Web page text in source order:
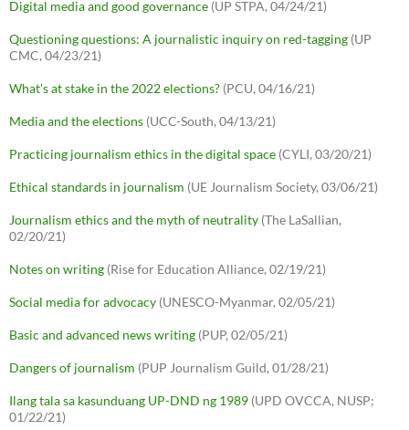
Digital media and good governance (UP STPA, 04/24/21)
Questioning questions: A journalistic inquiry on red-tagging (UP
CMC, 04/23/21)
What's at stake in the 2022 elections? (PCU, 04/16/21)
Media and the elections (UCC-South, 04/13/21)
Practicing journalism ethics in the digital space (CYLI, 03/20/21)
Ethical standards in journalism (UE Journalism Society, 03/06/21)
Journalism ethics and the myth of neutrality (The LaSallian,
02/20/21)
Notes on writing (Rise for Education Alliance, 02/19/21)
Social media for advocacy (UNESCO-Myanmar, 02/05/21)
Basic and advanced news writing (PUP, 02/05/21)
Dangers of journalism (PUP Journalism Guild, 01/28/21)
Ilang tala sa kasunduang UP-DND ng 1989 (UPD OVCCA, NUSP;
01/22/21)